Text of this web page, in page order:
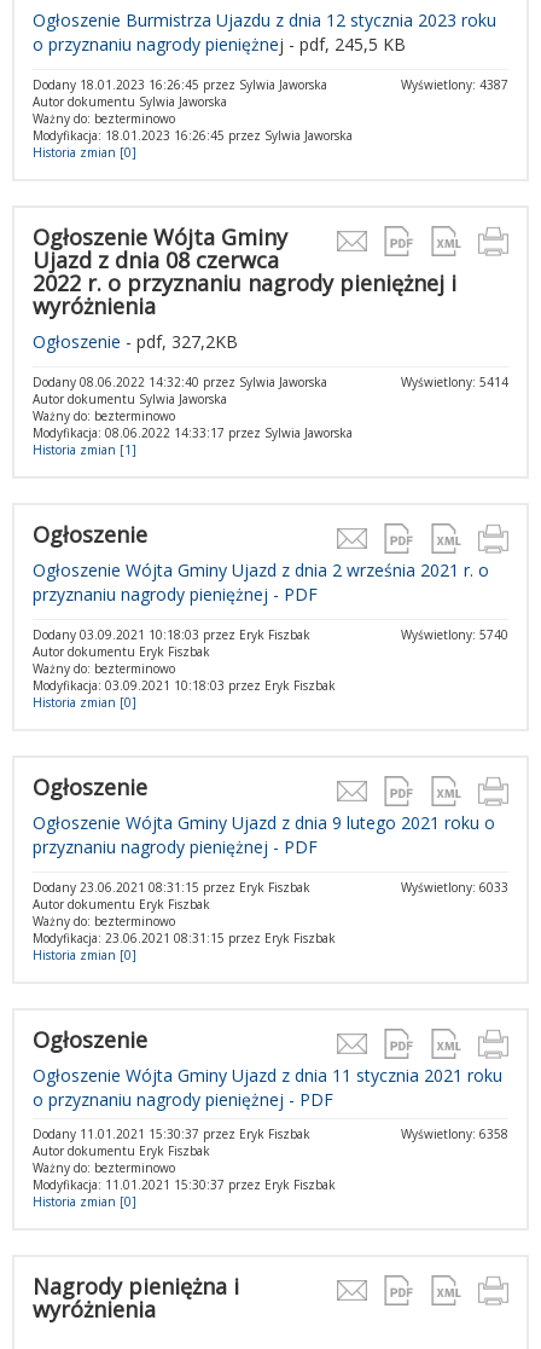
Ogłoszenie Burmistrza Ujazdu z dnia 12 stycznia 2023 roku
o przyznaniu nagrody pieniężnej - pdf, 245,5 KB
Wyświetlony: 4387
Dodany 18.01.2023 16:26:45 przez Sylwia Jaworska
Autor dokumentu Sylwia Jaworska
Ważny do: bezterminowo
Modyfikacja: 18.01.2023 16:26:45 przez Sylwia Jaworska
Historia zmian [0]
Ogłoszenie Wójta Gminy
Ujazd z dnia 08 czerwca
2022 r. o przyznaniu nagrody pieniężnej i
wyróżnienia
Ogłoszenie - pdf, 327,2KB
Wyświetlony: 5414
Dodany 08.06.2022 14:32:40 przez Sylwia Jaworska
Autor dokumentu Sylwia Jaworska
Ważny do: bezterminowo
Modyfikacja: 08.06.2022 14:33:17 przez Sylwia Jaworska
Historia zmian [1]
Ogłoszenie
Ogłoszenie Wójta Gminy Ujazd z dnia 2 września 2021 r. o
przyznaniu nagrody pieniężnej - PDF
Wyświetlony: 5740
Dodany 03.09.2021 10:18:03 przez Eryk Fiszbak
Autor dokumentu Eryk Fiszbak
Ważny do: bezterminowo
Modyfikacja: 03.09.2021 10:18:03 przez Eryk Fiszbak
Historia zmian [0]
Ogłoszenie
Ogłoszenie Wójta Gminy Ujazd z dnia 9 lutego 2021 roku o
przyznaniu nagrody pieniężnej - PDF
Wyświetlony: 6033
Dodany 23.06.2021 08:31:15 przez Eryk Fiszbak
Autor dokumentu Eryk Fiszbak
Ważny do: bezterminowo
Modyfikacja: 23.06.2021 08:31:15 przez Eryk Fiszbak
Historia zmian [0]
Ogłoszenie
Ogłoszenie Wójta Gminy Ujazd z dnia 11 stycznia 2021 roku
o przyznaniu nagrody pieniężnej - PDF
Wyświetlony: 6358
Dodany 11.01.2021 15:30:37 przez Eryk Fiszbak
Autor dokumentu Eryk Fiszbak
Ważny do: bezterminowo
Modyfikacja: 11.01.2021 15:30:37 przez Eryk Fiszbak
Historia zmian [0]
Nagrody pieniężna i
wyróżnienia